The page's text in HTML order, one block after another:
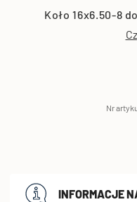
Koło 16x6.50-8
Nr
INFORMACJE